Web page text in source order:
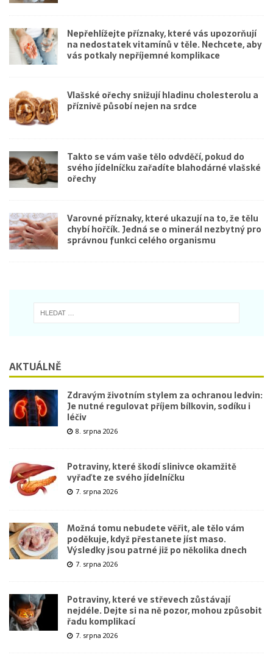
Nepřehlížejte příznaky, které vás upozorňují
na nedostatek vitamínů v těle. Nechcete, aby
vás potkaly nepříjemné komplikace
Vlašské ořechy snižují hladinu cholesterolu a
příznivě působí nejen na srdce
Takto se vám vaše tělo odvděčí, pokud do
svého jídelníčku zařadíte blahodárné vlašské
ořechy
Varovné příznaky, které ukazují na to, že tělu
chybí hořčík. Jedná se o minerál nezbytný pro
správnou funkci celého organismu
AKTUÁLNĚ
Zdravým životním stylem za ochranou ledvin:
Je nutné regulovat příjem bílkovin, sodíku i
léčiv
8. srpna 2026
Potraviny, které škodí slinivce okamžitě
vyřaďte ze svého jídelníčku
7. srpna 2026
Možná tomu nebudete věřit, ale tělo vám
poděkuje, když přestanete jíst maso.
Výsledky jsou patrné již po několika dnech
7. srpna 2026
Potraviny, které ve střevech zůstávají
nejdéle. Dejte si na ně pozor, mohou způsobit
řadu komplikací
7. srpna 2026